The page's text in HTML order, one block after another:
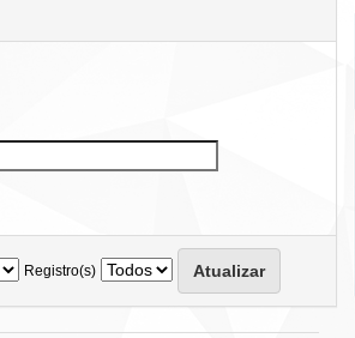
Registro(s)